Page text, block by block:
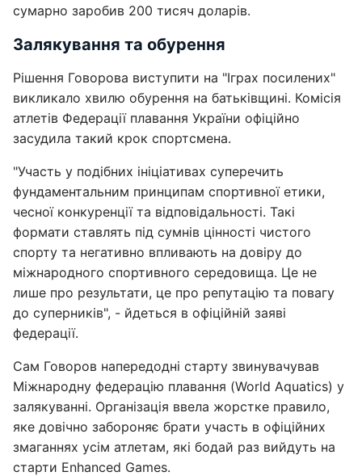
сумарно заробив 200 тисяч доларів.
Залякування та обурення
Рішення Говорова виступити на "Іграх посилених"
викликало хвилю обурення на батьківщині. Комісія
атлетів Федерації плавання України офіційно
засудила такий крок спортсмена.
"Участь у подібних ініціативах суперечить
фундаментальним принципам спортивної етики,
чесної конкуренції та відповідальності. Такі
формати ставлять під сумнів цінності чистого
спорту та негативно впливають на довіру до
міжнародного спортивного середовища. Це не
лише про результати, це про репутацію та повагу
до суперників", - йдеться в офіційній заяві
федерації.
Сам Говоров напередодні старту звинувачував
Міжнародну федерацію плавання (World Aquatics) у
залякуванні. Організація ввела жорстке правило,
яке довічно забороняє брати участь в офіційних
змаганнях усім атлетам, які бодай раз вийдуть на
старти Enhanced Games.